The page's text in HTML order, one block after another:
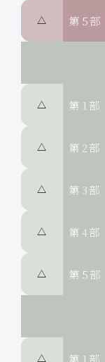
△ 第5部
△ 第1部
△ 第2部
△ 第3部
△ 第4部
△ 第5部
△ 第1部